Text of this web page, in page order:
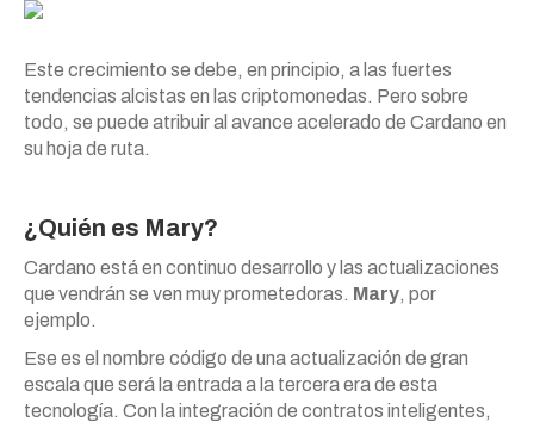
Este crecimiento se debe, en principio, a las fuertes
tendencias alcistas en las criptomonedas. Pero sobre
todo, se puede atribuir al avance acelerado de Cardano en
su hoja de ruta.
¿Quién es Mary?
Cardano está en continuo desarrollo y las actualizaciones
que vendrán se ven muy prometedoras. Mary, por
ejemplo.
Ese es el nombre código de una actualización de gran
escala que será la entrada a la tercera era de esta
tecnología. Con la integración de contratos inteligentes,